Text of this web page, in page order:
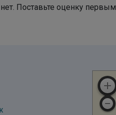
Поставьте оценку первым.